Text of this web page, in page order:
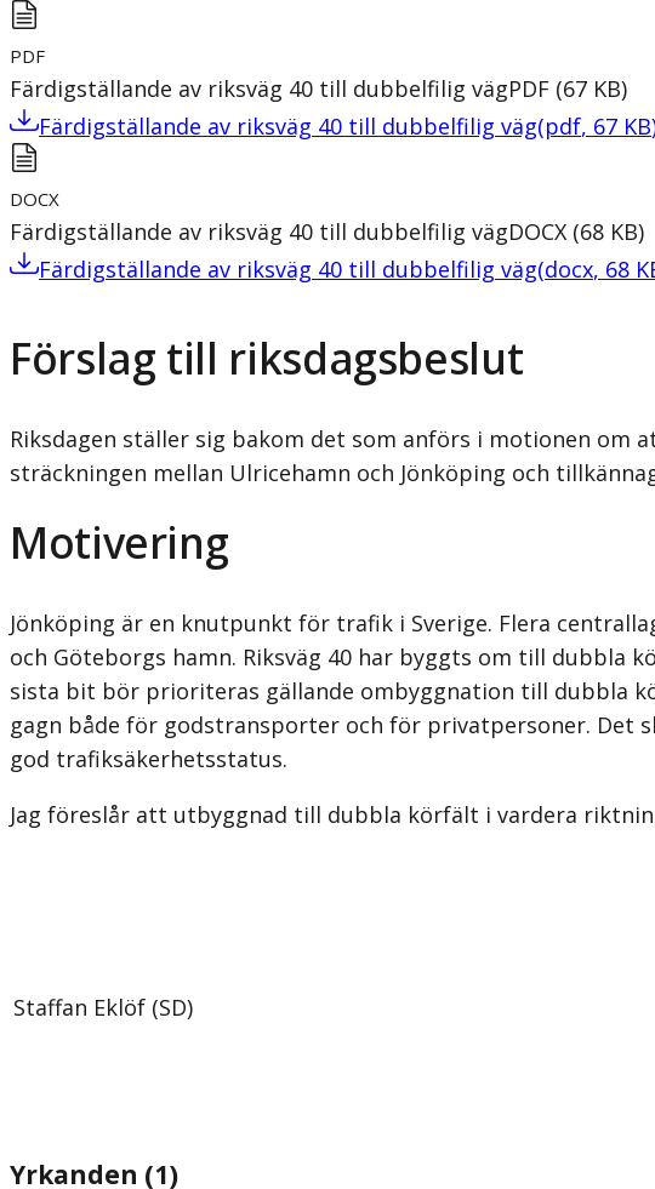
PDF
Färdigställande av riksväg 40 till dubbelfilig vägPDF (67 KB)
Färdigställande av riksväg 40 till dubbelfilig väg(pdf, 67 KB
DOCX
Färdigställande av riksväg 40 till dubbelfilig vägDOCX (68 KB)
Färdigställande av riksväg 40 till dubbelfilig väg(docx, 68
Förslag till riksdagsbeslut
Riksdagen ställer sig bakom det som anförs i motionen
sträckningen mellan Ulricehamn och Jönköping och
Motivering
Jönköping är en knutpunkt för trafik i Sverige. Flera
och Göteborgs hamn. Riksväg 40 har byggts om till dubbla
sista bit bör prioriteras gällande ombyggna­tion till dubbla
gagn både för godstransporter och för privatpersoner. Det
god trafiksäkerhetsstatus.
Jag föreslår att utbyggnad till dubbla körfält i vardera
Staffan Eklöf (SD)
Yrkanden (1)